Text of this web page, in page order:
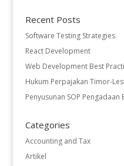
Recent Posts
Software Testing Strategies
React Development
Web Development Best
Hukum Perpajakan Timor-
Penyusunan SOP
Categories
Accounting and Tax
Artikel